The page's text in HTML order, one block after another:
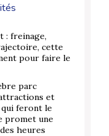
: freinage,
cette
pour faire le
parc
et
qui feront le
promet une
heures